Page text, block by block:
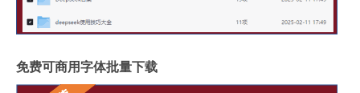
免费可商用字体批量下载